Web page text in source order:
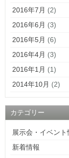
2016年7月 (2)
2016年6月 (3)
2016年5月 (6)
2016年4月 (3)
2016年1月 (1)
2014年10月 (2)
カテゴリー
展示会・イベント
新着情報